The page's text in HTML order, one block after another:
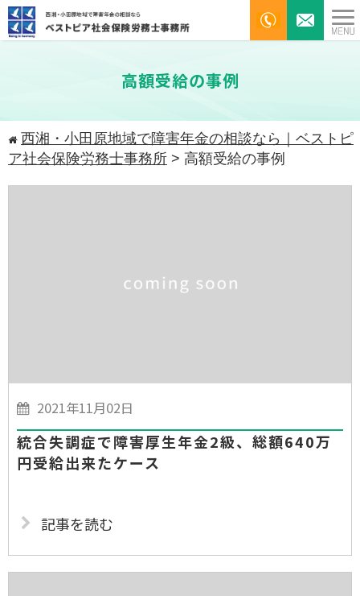
高額受給の事例
西湘・小田原地域で障害年金の相談なら｜ベストピ
ア社会保険労務士事務所 > 高額受給の事例
2021年11月02日
統合失調症で障害厚生年金2級、総額640万
円受給出来たケース
記事を読む